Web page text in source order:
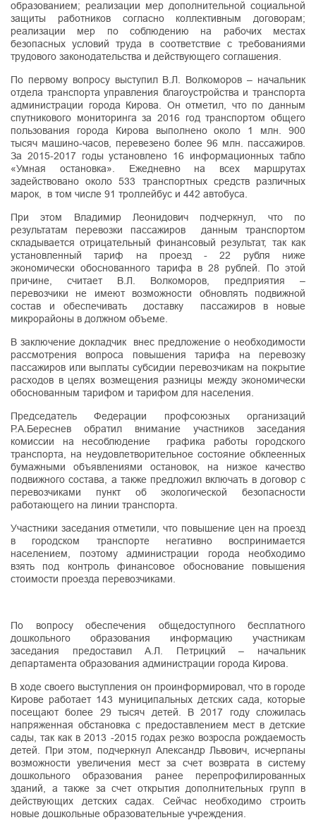
образованием; реализации мер дополнительной социальной
защиты работников согласно коллективным договорам;
реализации мер по соблюдению на рабочих местах
безопасных условий труда в соответствие с требованиями
трудового законодательства и действующего соглашения.
По первому вопросу выступил В.Л. Волкоморов – начальник
отдела транспорта управления благоустройства и транспорта
администрации города Кирова. Он отметил, что по данным
спутникового мониторинга за 2016 год транспортом общего
пользования города Кирова выполнено около 1 млн. 900
тысяч машино-часов, перевезено более 96 млн. пассажиров.
За 2015-2017 годы установлено 16 информационных табло
«Умная остановка». Ежедневно на всех маршрутах
задействовано около 533 транспортных средств различных
марок, в том числе 91 троллейбус и 442 автобуса.
При этом Владимир Леонидович подчеркнул, что по
результатам перевозки пассажиров данным транспортом
складывается отрицательный финансовый результат, так как
установленный тариф на проезд - 22 рубля ниже
экономически обоснованного тарифа в 28 рублей. По этой
причине, считает В.Л. Волкоморов, предприятия –
перевозчики не имеют возможности обновлять подвижной
состав и обеспечивать доставку пассажиров в новые
микрорайоны в должном объеме.
В заключение докладчик внес предложение о необходимости
рассмотрения вопроса повышения тарифа на перевозку
пассажиров или выплаты субсидии перевозчикам на покрытие
расходов в целях возмещения разницы между экономически
обоснованным тарифом и тарифом для населения.
Председатель Федерации профсоюзных организаций
Р.А.Береснев обратил внимание участников заседания
комиссии на несоблюдение графика работы городского
транспорта, на неудовлетворительное состояние обклеенных
бумажными объявлениями остановок, на низкое качество
подвижного состава, а также предложил включать в договор с
перевозчиками пункт об экологической безопасности
работающего на линии транспорта.
Участники заседания отметили, что повышение цен на проезд
в городском транспорте негативно воспринимается
населением, поэтому администрации города необходимо
взять под контроль финансовое обоснование повышения
стоимости проезда перевозчиками.
По вопросу обеспечения общедоступного бесплатного
дошкольного образования информацию участникам
заседания предоставил А.Л. Петрицкий – начальник
департамента образования администрации города Кирова.
В ходе своего выступления он проинформировал, что в городе
Кирове работает 143 муниципальных детских сада, которые
посещают более 29 тысяч детей. В 2017 году сложилась
напряженная обстановка с предоставлением мест в детские
сады, так как в 2013 -2015 годах резко возросла рождаемость
детей. При этом, подчеркнул Александр Львович, исчерпаны
возможности увеличения мест за счет возврата в систему
дошкольного образования ранее перепрофилированных
зданий, а также за счет открытия дополнительных групп в
действующих детских садах. Сейчас необходимо строить
новые дошкольные образовательные учреждения.